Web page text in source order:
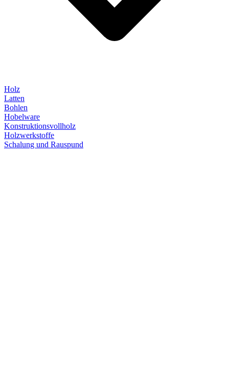
Holz
Latten
Bohlen
Hobelware
Konstruktionsvollholz
Holzwerkstoffe
Schalung und Rauspund